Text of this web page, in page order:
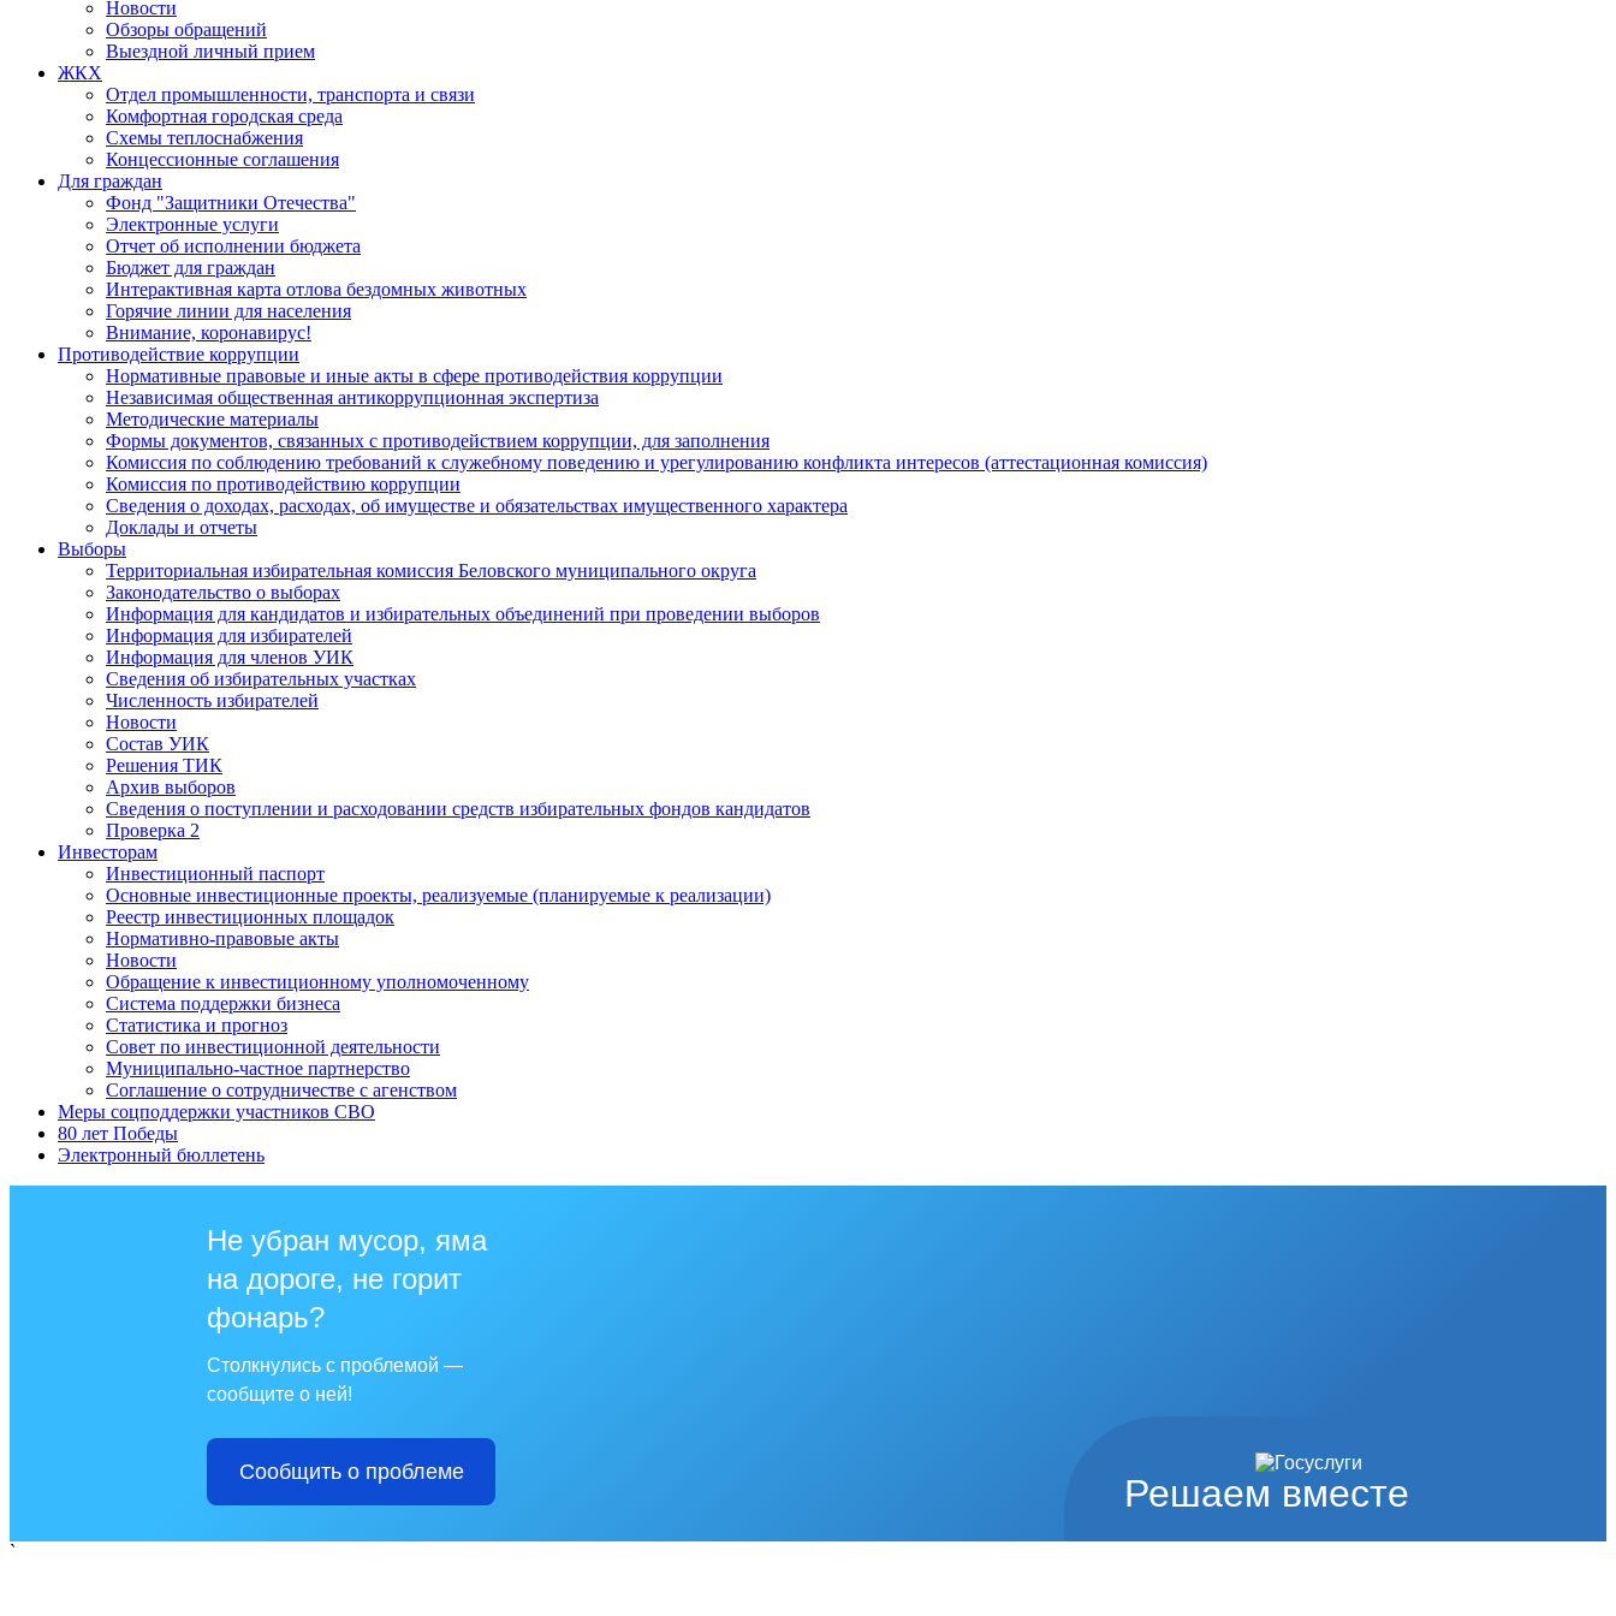
Новости
Обзоры обращений
Выездной личный прием
ЖКХ
Отдел промышленности, транспорта и связи
Комфортная городская среда
Схемы теплоснабжения
Концессионные соглашения
Для граждан
Фонд "Защитники Отечества"
Электронные услуги
Отчет об исполнении бюджета
Бюджет для граждан
Интерактивная карта отлова бездомных животных
Горячие линии для населения
Внимание, коронавирус!
Противодействие коррупции
Нормативные правовые и иные акты в сфере противодействия коррупции
Независимая общественная антикоррупционная экспертиза
Методические материалы
Формы документов, связанных с противодействием коррупции, для заполнения
Комиссия по соблюдению требований к служебному поведению и урегулированию конфликта интересов (аттестационная комиссия)
Комиссия по противодействию коррупции
Сведения о доходах, расходах, об имуществе и обязательствах имущественного характера
Доклады и отчеты
Выборы
Территориальная избирательная комиссия Беловского муниципального округа
Законодательство о выборах
Информация для кандидатов и избирательных объединений при проведении выборов
Информация для избирателей
Информация для членов УИК
Сведения об избирательных участках
Численность избирателей
Новости
Состав УИК
Решения ТИК
Архив выборов
Сведения о поступлении и расходовании средств избирательных фондов кандидатов
Проверка 2
Инвесторам
Инвестиционный паспорт
Основные инвестиционные проекты, реализуемые (планируемые к реализации)
Реестр инвестиционных площадок
Нормативно-правовые акты
Новости
Обращение к инвестиционному уполномоченному
Система поддержки бизнеса
Статистика и прогноз
Совет по инвестиционной деятельности
Муниципально-частное партнерство
Соглашение о сотрудничестве с агенством
Меры соцподдержки участников СВО
80 лет Победы
Электронный бюллетень
Решаем вместе
Не убран мусор, яма
на дороге, не горит
фонарь?
Столкнулись с проблемой —
сообщите о ней!
Сообщить о проблеме
`